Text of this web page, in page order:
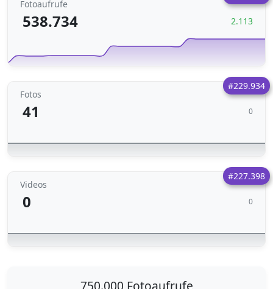
Fotoaufrufe
538.734 2.113
#229.934
Fotos
41 0
#227.398
Videos
0 0
750.000 Fotoaufrufe